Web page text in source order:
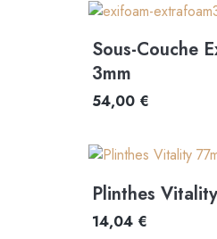
Sous-Couche
3mm
54,00 €
Plinthes
14,04 €